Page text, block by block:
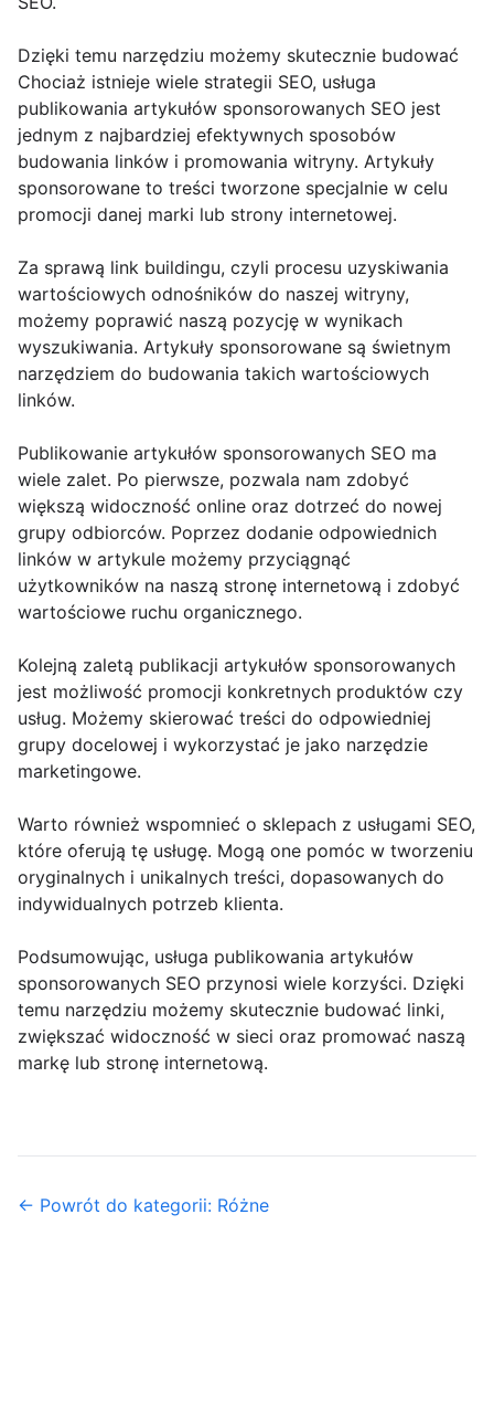
Dzięki temu narzędziu możemy skutecznie budować
Chociaż istnieje wiele strategii SEO, usługa
publikowania artykułów sponsorowanych SEO jest
jednym z najbardziej efektywnych sposobów
budowania linków i promowania witryny. Artykuły
sponsorowane to treści tworzone specjalnie w celu
promocji danej marki lub strony internetowej.
Za sprawą link buildingu, czyli procesu uzyskiwania
wartościowych odnośników do naszej witryny,
możemy poprawić naszą pozycję w wynikach
wyszukiwania. Artykuły sponsorowane są świetnym
narzędziem do budowania takich wartościowych
linków.
Publikowanie artykułów sponsorowanych SEO ma
wiele zalet. Po pierwsze, pozwala nam zdobyć
większą widoczność online oraz dotrzeć do nowej
grupy odbiorców. Poprzez dodanie odpowiednich
linków w artykule możemy przyciągnąć
użytkowników na naszą stronę internetową i zdobyć
wartościowe ruchu organicznego.
Kolejną zaletą publikacji artykułów sponsorowanych
jest możliwość promocji konkretnych produktów czy
usług. Możemy skierować treści do odpowiedniej
grupy docelowej i wykorzystać je jako narzędzie
marketingowe.
Warto również wspomnieć o sklepach z usługami SEO,
które oferują tę usługę. Mogą one pomóc w tworzeniu
oryginalnych i unikalnych treści, dopasowanych do
indywidualnych potrzeb klienta.
Podsumowując, usługa publikowania artykułów
sponsorowanych SEO przynosi wiele korzyści. Dzięki
temu narzędziu możemy skutecznie budować linki,
zwiększać widoczność w sieci oraz promować naszą
markę lub stronę internetową.
← Powrót do kategorii: Różne